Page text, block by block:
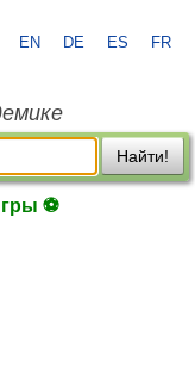
EN DE ES FR
Найти!
⚽